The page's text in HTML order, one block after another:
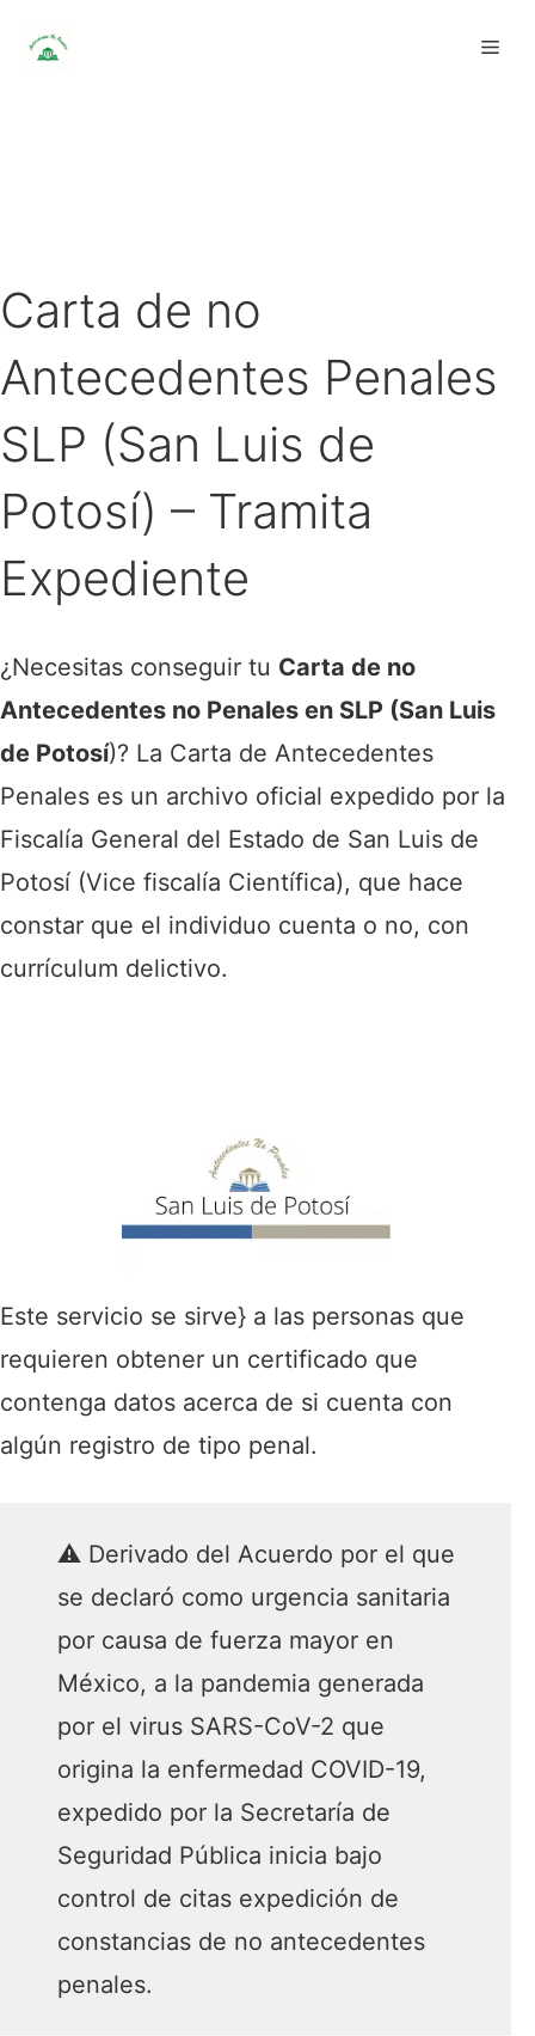
Carta de no
Antecedentes Penales
SLP (San Luis de
Potosí) – Tramita
Expediente
¿Necesitas conseguir tu Carta de no
Antecedentes no Penales en SLP (San Luis
de Potosí)? La Carta de Antecedentes
Penales es un archivo oficial expedido por la
Fiscalía General del Estado de San Luis de
Potosí (Vice fiscalía Científica), que hace
constar que el individuo cuenta o no, con
currículum delictivo.
Este servicio se sirve} a las personas que
requieren obtener un certificado que
contenga datos acerca de si cuenta con
algún registro de tipo penal.
⚠️ Derivado del Acuerdo por el que
se declaró como urgencia sanitaria
por causa de fuerza mayor en
México, a la pandemia generada
por el virus SARS-CoV-2 que
origina la enfermedad COVID-19,
expedido por la Secretaría de
Seguridad Pública inicia bajo
control de citas expedición de
constancias de no antecedentes
penales.